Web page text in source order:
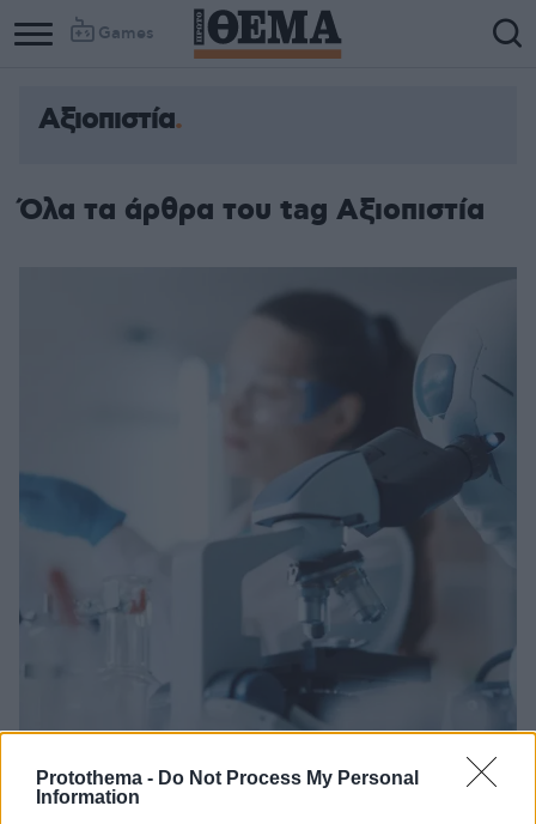
Protothema - Do Not Process My Personal
Information
Games
Αξιοπιστία
Όλα τα άρθρα του tag Αξιοπιστία
10.10.2025, 20:08